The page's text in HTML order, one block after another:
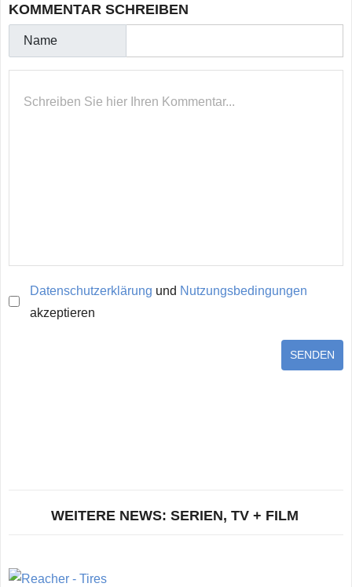
KOMMENTAR SCHREIBEN
Name
Datenschutzerklärung und Nutzungsbedingungen
akzeptieren
SENDEN
WEITERE NEWS: SERIEN, TV + FILM